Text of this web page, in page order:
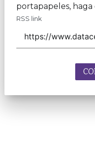
portapapeles,
RSS link